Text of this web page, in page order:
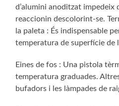
d’alumini anoditzat impedeix
reaccionin descolorint-se.
la paleta : És indispensable
temperatura de superfície de
Eines de fos : Una pistola
temperatura graduades.
bufadors i les làmpades de